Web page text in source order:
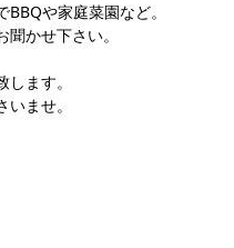
や家庭菜園など。
かせ下さい。
ます。
ませ。